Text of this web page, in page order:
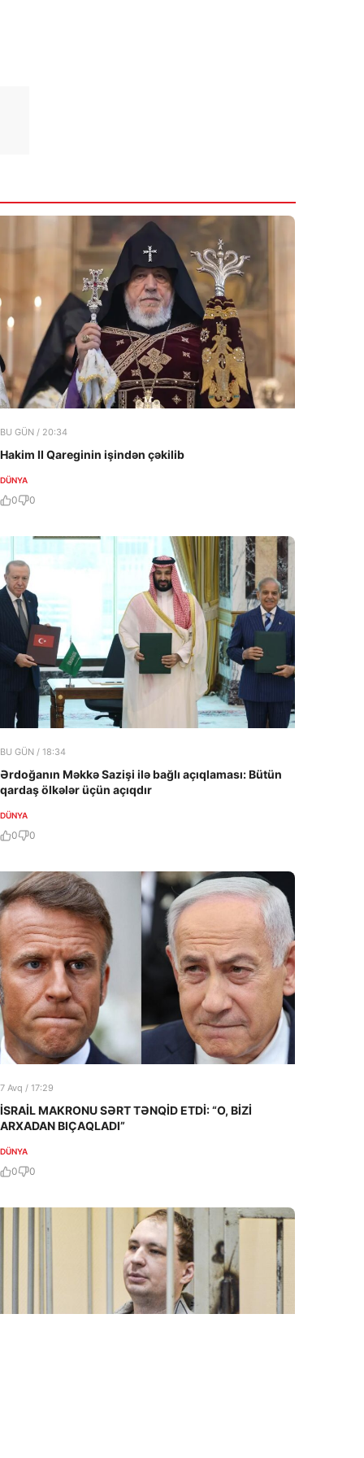
BU GÜN / 20:34
Hakim II Qareginin işindən çəkilib
DÜNYA
0 0
BU GÜN / 18:34
Ərdoğanın Məkkə Sazişi ilə bağlı açıqlaması: Bütün
qardaş ölkələr üçün açıqdır
DÜNYA
0 0
7 Avq / 17:29
İSRAİL MAKRONU SƏRT TƏNQİD ETDİ: “O, BİZİ
ARXADAN BIÇAQLADI”
DÜNYA
0 0